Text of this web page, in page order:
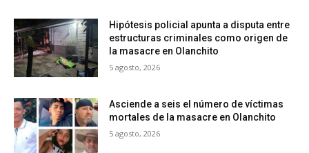
Hipótesis policial apunta a disputa entre
estructuras criminales como origen de
la masacre en Olanchito
5 agosto, 2026
Asciende a seis el número de víctimas
mortales de la masacre en Olanchito
5 agosto, 2026